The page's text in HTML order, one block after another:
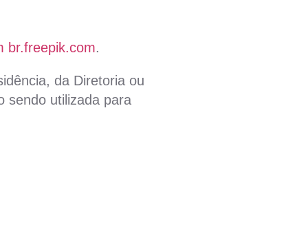
br.freepik.com.
da Diretoria ou
sendo utilizada para